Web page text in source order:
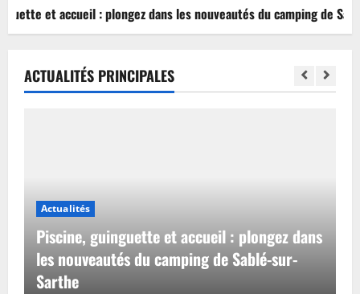
et accueil : plongez dans les nouveautés du camping de
ACTUALITÉS PRINCIPALES
Actualités
Piscine, guinguette et accueil : plongez dans
les nouveautés du camping de Sablé-sur-
Sarthe